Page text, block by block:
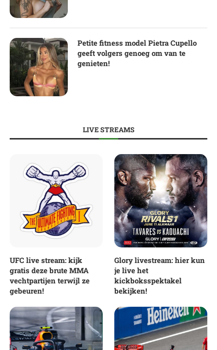
Petite fitness model Pietra Cupello
geeft volgers genoeg om van te
genieten!
LIVE STREAMS
UFC live stream: kijk
gratis deze brute MMA
vechtpartijen terwijl ze
gebeuren!
Glory livestream: hier kun
je live het
kickboksspektakel
bekijken!